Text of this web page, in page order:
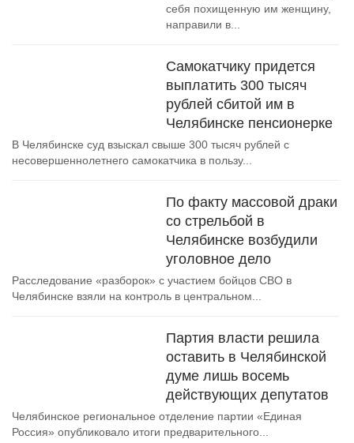
себя похищенную им женщину,
направили в...
Самокатчику придется
выплатить 300 тысяч
рублей сбитой им в
Челябинске пенсионерке
В Челябинске суд взыскал свыше 300 тысяч рублей с
несовершеннолетнего самокатчика в пользу...
По факту массовой драки
со стрельбой в
Челябинске возбудили
уголовное дело
Расследование «разборок» с участием бойцов СВО в
Челябинске взяли на контроль в центральном...
Партия власти решила
оставить в Челябинской
думе лишь восемь
действующих депутатов
Челябинское региональное отделение партии «Единая
Россия» опубликовало итоги предварительного...